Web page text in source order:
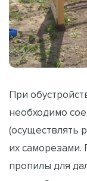
При
необходимо
(осуществлять
их саморезами.
пропилы для